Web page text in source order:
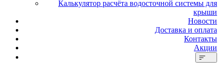
Калькулятор расчёта водосточной системы для
крыши
Новости
Доставка и оплата
Контакты
Акции